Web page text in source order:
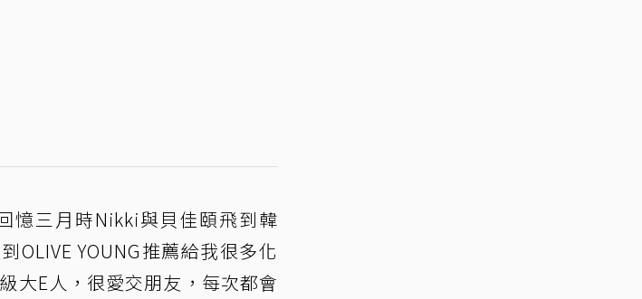
憶三月時Nikki與貝佳頤飛到韓
OLIVE YOUNG推薦給我很多化
大E人，很愛交朋友，每次都會